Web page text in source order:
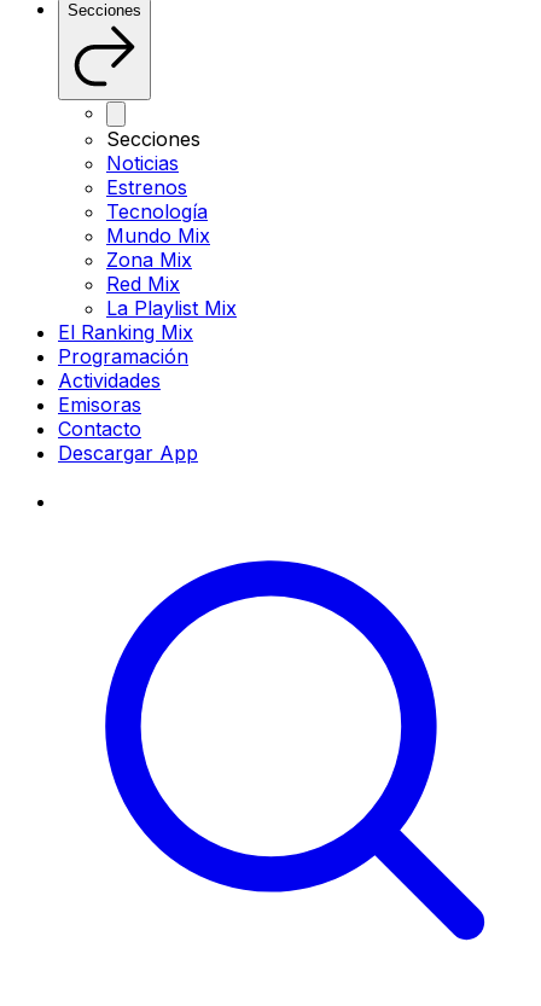
Secciones
Secciones
Noticias
Estrenos
Tecnología
Mundo Mix
Zona Mix
Red Mix
La Playlist Mix
El Ranking Mix
Programación
Actividades
Emisoras
Contacto
Descargar App